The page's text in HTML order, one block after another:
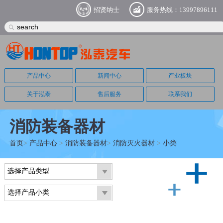
招贤纳士 服务热线：13997896111
产品中心 新闻中心 产业板块
关于泓泰 售后服务 联系我们
消防装备器材
首页> 产品中心> 消防装备器材> 消防灭火器材> 小类
选择产品类型
选择产品小类